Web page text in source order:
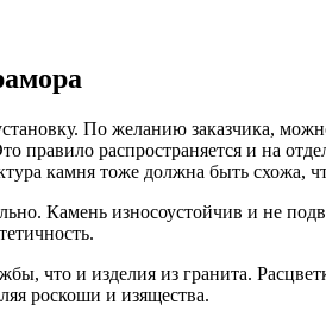
По желанию заказчика,
правило распространяется и на
камня тоже должна быть схожа,
Камень износоустойчив и не
что и изделия из гранита.
роскоши и изящества.